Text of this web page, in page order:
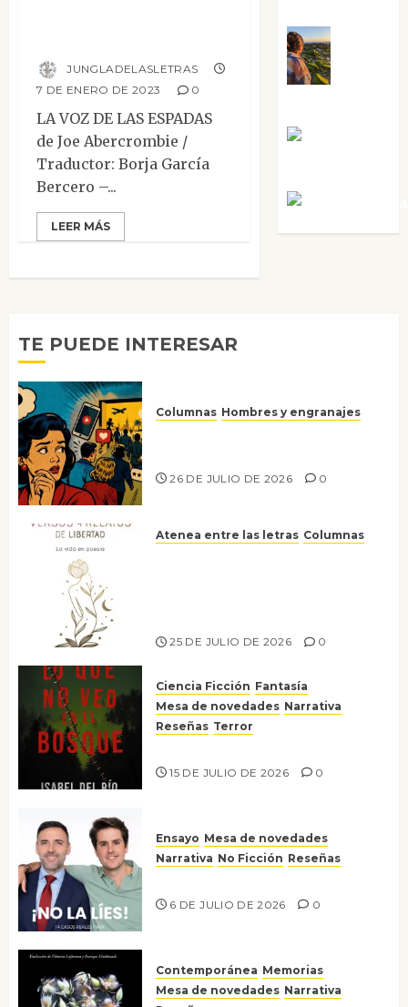
JUNGLADELASLETRAS
7 DE ENERO DE 2023
0
LA VOZ DE LAS ESPADAS
de Joe Abercrombie /
Traductor: Borja García
Bercero –...
LEER MÁS
TE PUEDE INTERESAR
Columnas Hombres y engranajes
26 DE JULIO DE 2026 0
Atenea entre las letras Columnas
25 DE JULIO DE 2026 0
Ciencia Ficción Fantasía
Mesa de novedades Narrativa
Reseñas Terror
15 DE JULIO DE 2026 0
Ensayo Mesa de novedades
Narrativa No Ficción Reseñas
6 DE JULIO DE 2026 0
Contemporánea Memorias
Mesa de novedades Narrativa